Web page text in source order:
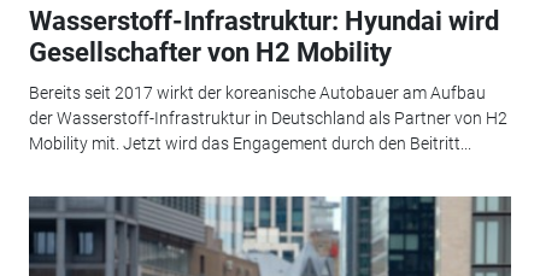
Wasserstoff-Infrastruktur: Hyundai wird
Gesellschafter von H2 Mobility
Bereits seit 2017 wirkt der koreanische Autobauer am Aufbau
der Wasserstoff-Infrastruktur in Deutschland als Partner von H2
Mobility mit. Jetzt wird das Engagement durch den Beitritt...